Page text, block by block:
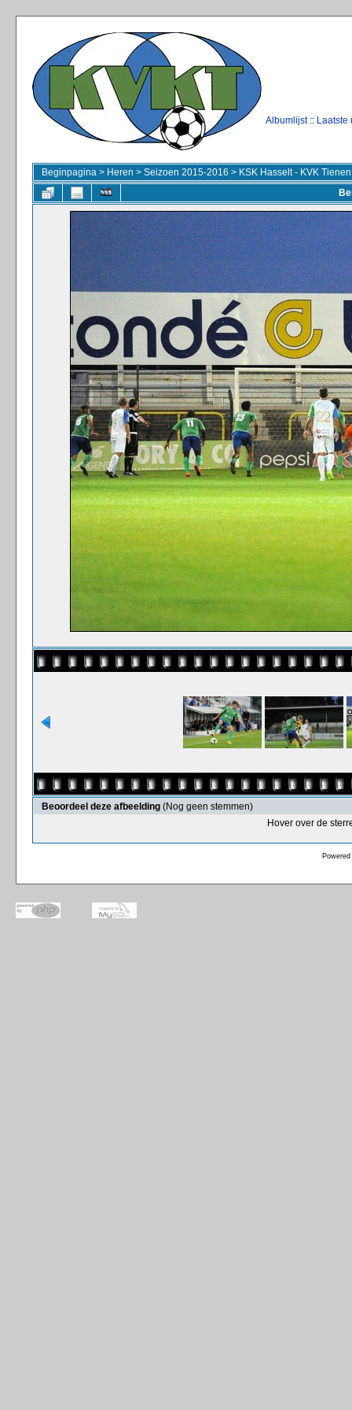
Albumlijst:: Laatste
Beginpagina > Heren > Seizoen 2015-2016 > KSK Hasselt - KVK
Beoordeel deze afbeelding (Nog geen stemmen)
Hover over de